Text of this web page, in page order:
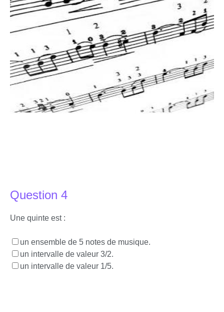
Question 4
Une quinte est :
un ensemble de 5 notes de musique.
un intervalle de valeur 3/2.
un intervalle de valeur 1/5.